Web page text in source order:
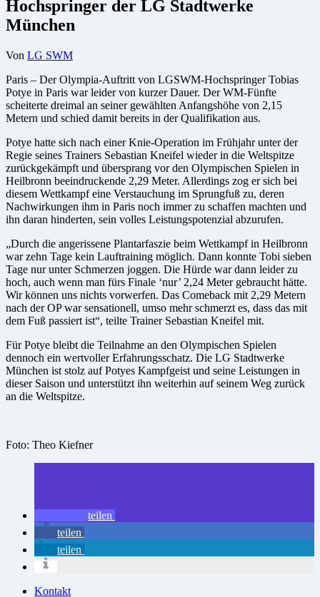
Hochspringer der LG Stadtwerke
München
Von LG SWM
Paris – Der Olympia-Auftritt von LGSWM-Hochspringer Tobias
Potye in Paris war leider von kurzer Dauer. Der WM-Fünfte
scheiterte dreimal an seiner gewählten Anfangshöhe von 2,15
Metern und schied damit bereits in der Qualifikation aus.
Potye hatte sich nach einer Knie-Operation im Frühjahr unter der
Regie seines Trainers Sebastian Kneifel wieder in die Weltspitze
zurückgekämpft und übersprang vor den Olympischen Spielen in
Heilbronn beeindruckende 2,29 Meter. Allerdings zog er sich bei
diesem Wettkampf eine Verstauchung im Sprungfuß zu, deren
Nachwirkungen ihm in Paris noch immer zu schaffen machten und
ihn daran hinderten, sein volles Leistungspotenzial abzurufen.
„Durch die angerissene Plantarfaszie beim Wettkampf in Heilbronn
war zehn Tage kein Lauftraining möglich. Dann konnte Tobi sieben
Tage nur unter Schmerzen joggen. Die Hürde war dann leider zu
hoch, auch wenn man fürs Finale ‘nur’ 2,24 Meter gebraucht hätte.
Wir können uns nichts vorwerfen. Das Comeback mit 2,29 Metern
nach der OP war sensationell, umso mehr schmerzt es, dass das mit
dem Fuß passiert ist“, teilte Trainer Sebastian Kneifel mit.
Für Potye bleibt die Teilnahme an den Olympischen Spielen
dennoch ein wertvoller Erfahrungsschatz. Die LG Stadtwerke
München ist stolz auf Potyes Kampfgeist und seine Leistungen in
dieser Saison und unterstützt ihn weiterhin auf seinem Weg zurück
an die Weltspitze.
Foto: Theo Kiefner
teilen
teilen
teilen
Kontakt